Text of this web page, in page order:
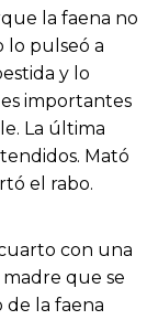
la faena no
lo pulseó a
y lo
importantes
La última
Mató
el rabo.
con una
madre que se
de la faena